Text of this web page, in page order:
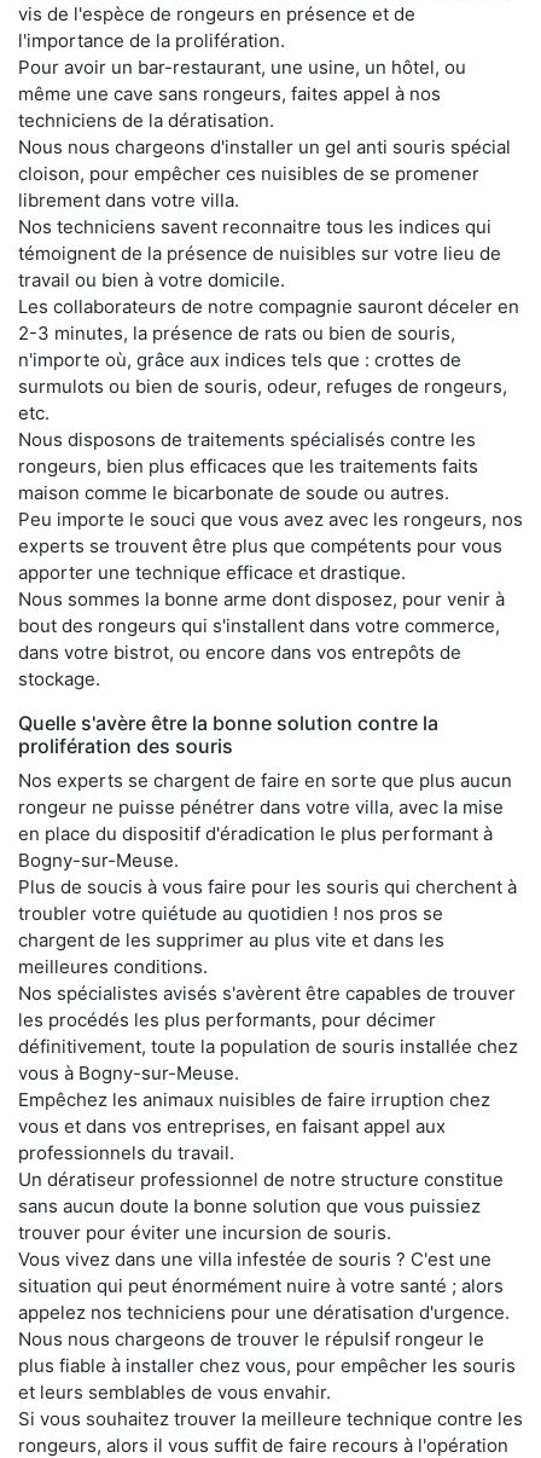
vis de l'espèce de rongeurs en présence et de
l'importance de la prolifération.
Pour avoir un bar-restaurant, une usine, un hôtel, ou
même une cave sans rongeurs, faites appel à nos
techniciens de la dératisation.
Nous nous chargeons d'installer un gel anti souris spécial
cloison, pour empêcher ces nuisibles de se promener
librement dans votre villa.
Nos techniciens savent reconnaitre tous les indices qui
témoignent de la présence de nuisibles sur votre lieu de
travail ou bien à votre domicile.
Les collaborateurs de notre compagnie sauront déceler en
2-3 minutes, la présence de rats ou bien de souris,
n'importe où, grâce aux indices tels que : crottes de
surmulots ou bien de souris, odeur, refuges de rongeurs,
etc.
Nous disposons de traitements spécialisés contre les
rongeurs, bien plus efficaces que les traitements faits
maison comme le bicarbonate de soude ou autres.
Peu importe le souci que vous avez avec les rongeurs, nos
experts se trouvent être plus que compétents pour vous
apporter une technique efficace et drastique.
Nous sommes la bonne arme dont disposez, pour venir à
bout des rongeurs qui s'installent dans votre commerce,
dans votre bistrot, ou encore dans vos entrepôts de
stockage.
Quelle s'avère être la bonne solution contre la
prolifération des souris
Nos experts se chargent de faire en sorte que plus aucun
rongeur ne puisse pénétrer dans votre villa, avec la mise
en place du dispositif d'éradication le plus performant à
Bogny-sur-Meuse.
Plus de soucis à vous faire pour les souris qui cherchent à
troubler votre quiétude au quotidien ! nos pros se
chargent de les supprimer au plus vite et dans les
meilleures conditions.
Nos spécialistes avisés s'avèrent être capables de trouver
les procédés les plus performants, pour décimer
définitivement, toute la population de souris installée chez
vous à Bogny-sur-Meuse.
Empêchez les animaux nuisibles de faire irruption chez
vous et dans vos entreprises, en faisant appel aux
professionnels du travail.
Un dératiseur professionnel de notre structure constitue
sans aucun doute la bonne solution que vous puissiez
trouver pour éviter une incursion de souris.
Vous vivez dans une villa infestée de souris ? C'est une
situation qui peut énormément nuire à votre santé ; alors
appelez nos techniciens pour une dératisation d'urgence.
Nous nous chargeons de trouver le répulsif rongeur le
plus fiable à installer chez vous, pour empêcher les souris
et leurs semblables de vous envahir.
Si vous souhaitez trouver la meilleure technique contre les
rongeurs, alors il vous suffit de faire recours à l'opération